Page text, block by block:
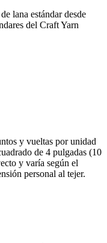
lana estándar desde
del Craft Yarn
y vueltas por unidad
de 4 pulgadas (10
y varía según el
personal al tejer.